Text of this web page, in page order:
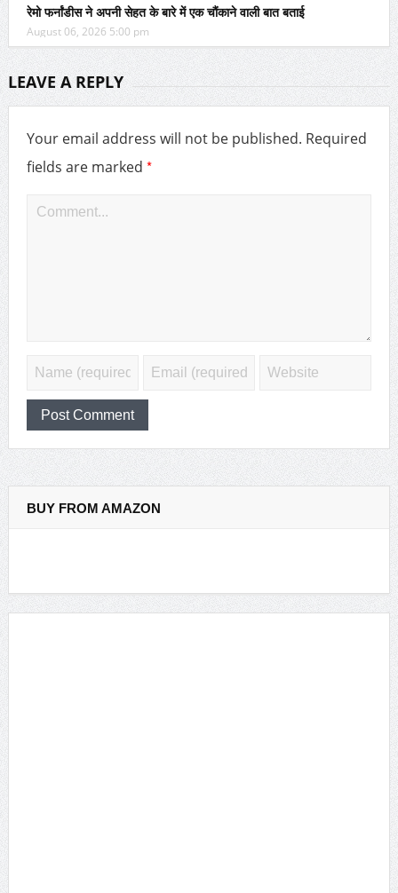
रेमो फर्नांडीस ने अपनी सेहत के बारे में एक चौंकाने वाली बात बताई
August 06, 2026 5:00 pm
LEAVE A REPLY
Your email address will not be published. Required
fields are marked *
BUY FROM AMAZON